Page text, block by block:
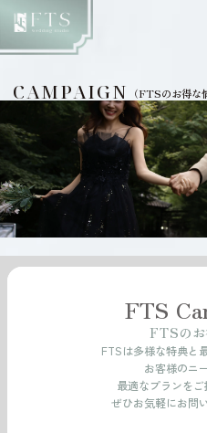
CAMPAIGN （FTSのお得な
FTS
FTSのお
FTSは多様な特典と
お客様のニ
最適なプランをご
ぜひお気軽にお問